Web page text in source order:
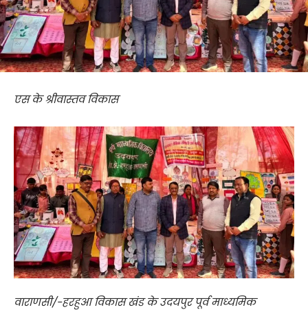
एस के श्रीवास्तव विकास
वाराणसी/-हरहुआ विकास खंड के उदयपुर पूर्व माध्यमिक